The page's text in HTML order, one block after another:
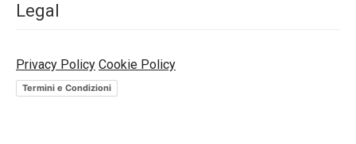
Legal
Privacy Policy Cookie Policy
Termini e Condizioni